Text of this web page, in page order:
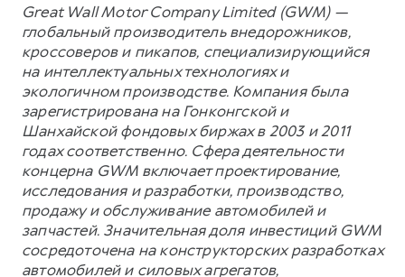
Great Wall Motor Company Limited (GWM) —
глобальный производитель внедорожников,
кроссоверов и пикапов, специализирующийся
на интеллектуальных технологиях и
экологичном производстве. Компания была
зарегистрирована на Гонконгской и
Шанхайской фондовых биржах в 2003 и 2011
годах соответственно. Сфера деятельности
концерна GWM включает проектирование,
исследования и разработки, производство,
продажу и обслуживание автомобилей и
запчастей. Значительная доля инвестиций GWM
сосредоточена на конструкторских разработках
автомобилей и силовых агрегатов,